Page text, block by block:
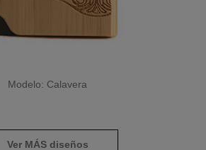
Modelo: Calavera
Ver MÁS diseños